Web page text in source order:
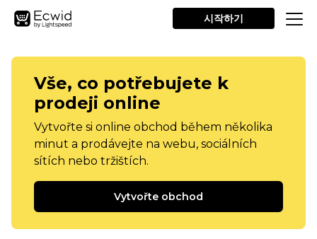
시작하기
Vše, co potřebujete k
prodeji online
Vytvořte si online obchod během několika
minut a prodávejte na webu, sociálních
sítích nebo tržištích.
Vytvořte obchod